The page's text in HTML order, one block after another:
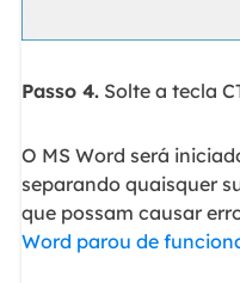
Passo 4.Solte a tecla
O MS Word será
separando quaisquer
que possam causar
Word parou de